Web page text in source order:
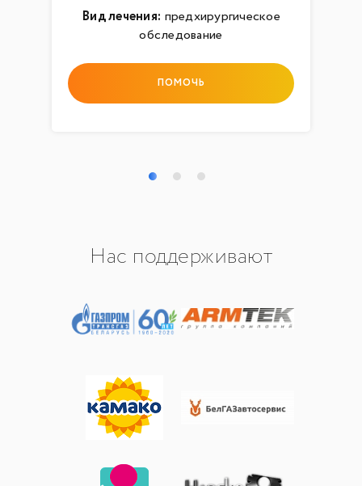
Вид лечения: предхирургическое
обследование
ПОМОЧЬ
Нас поддерживают